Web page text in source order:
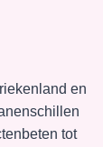
en
tot